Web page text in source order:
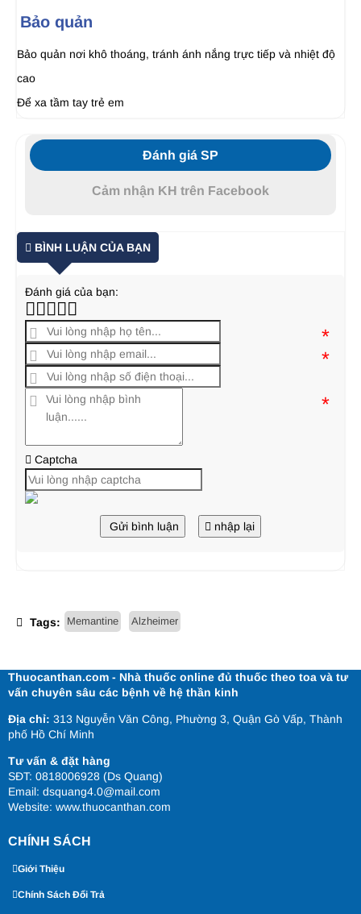
Bảo quản
Bảo quản nơi khô thoáng, tránh ánh nắng trực tiếp và nhiệt độ
cao
Để xa tầm tay trẻ em
Đánh giá SP
Cảm nhận KH trên Facebook
BÌNH LUẬN CỦA BẠN
Đánh giá của bạn:
*
*
*
Captcha
Gửi bình luận nhập lại
Tags: Memantine Alzheimer
Thuocanthan.com - Nhà thuốc online đủ thuốc theo toa và tư
vấn chuyên sâu các bệnh về hệ thần kinh
Địa chỉ: 313 Nguyễn Văn Công, Phường 3, Quận Gò Vấp, Thành
phố Hồ Chí Minh
Tư vấn & đặt hàng
SĐT: 0818006928 (Ds Quang)
Email: dsquang4.0@mail.com
Website: www.thuocanthan.com
CHÍNH SÁCH
Giới Thiệu
Chính Sách Đổi Trả